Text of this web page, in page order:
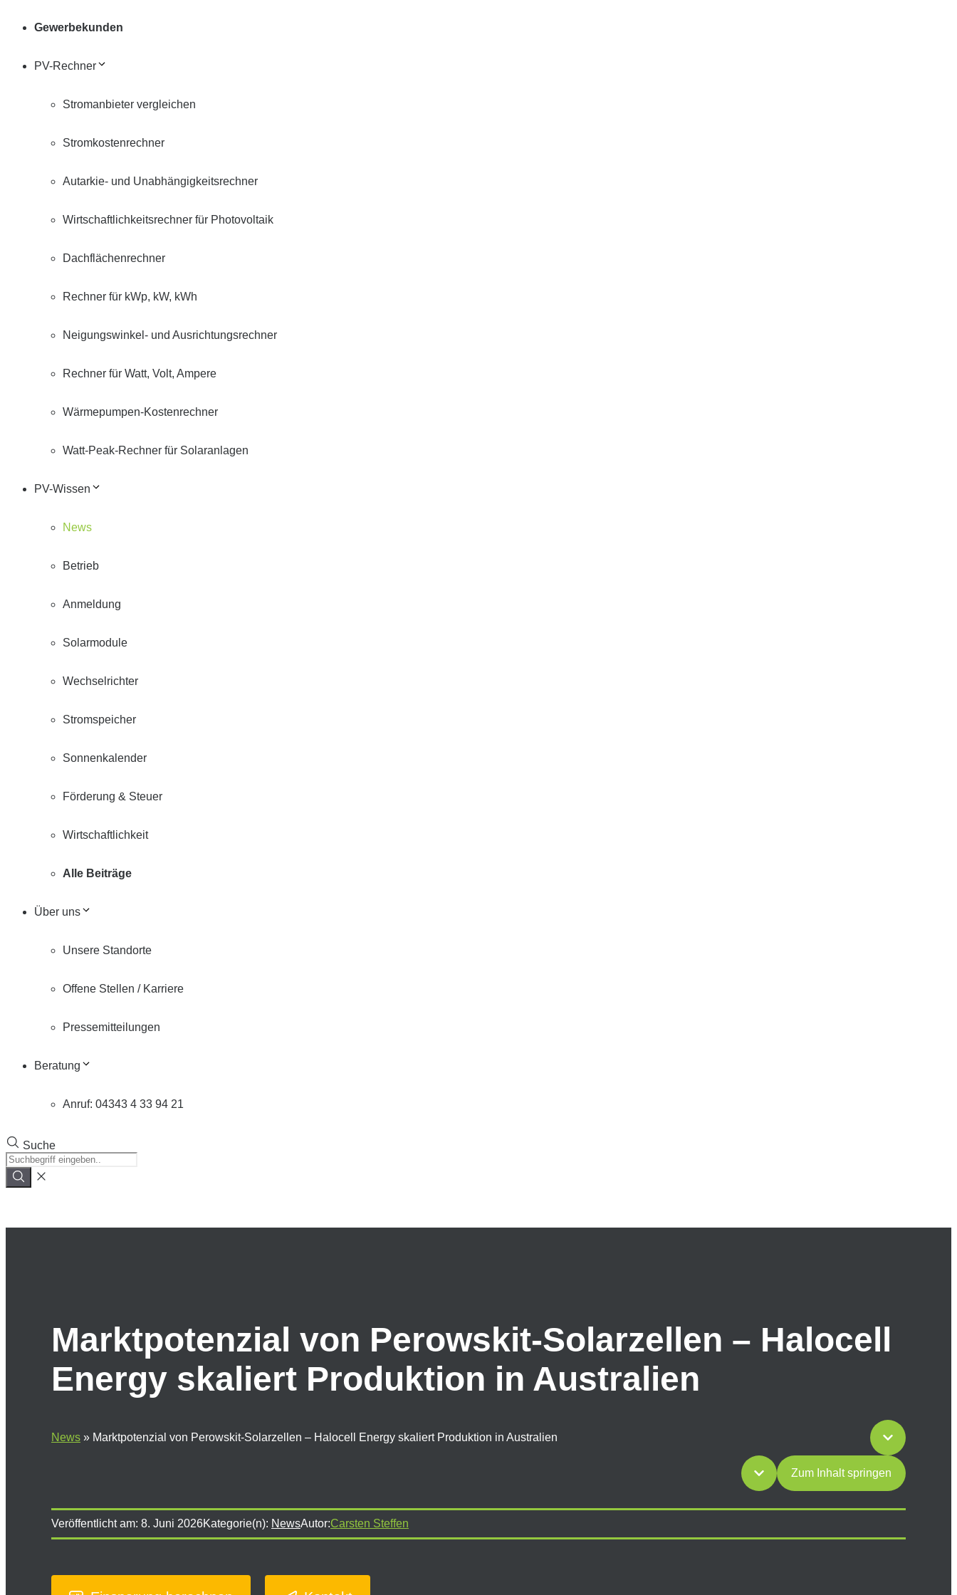
Gewerbekunden
PV-Rechner
Stromanbieter vergleichen
Stromkostenrechner
Autarkie- und Unabhängigkeitsrechner
Wirtschaftlichkeitsrechner für Photovoltaik
Dachflächenrechner
Rechner für kWp, kW, kWh
Neigungswinkel- und Ausrichtungsrechner
Rechner für Watt, Volt, Ampere
Wärmepumpen-Kostenrechner
Watt-Peak-Rechner für Solaranlagen
PV-Wissen
News
Betrieb
Anmeldung
Solarmodule
Wechselrichter
Stromspeicher
Sonnenkalender
Förderung & Steuer
Wirtschaftlichkeit
Alle Beiträge
Über uns
Unsere Standorte
Offene Stellen / Karriere
Pressemitteilungen
Beratung
Anruf: 04343 4 33 94 21
Suche
Marktpotenzial von Perowskit-Solarzellen – Halocell
Energy skaliert Produktion in Australien
News » Marktpotenzial von Perowskit-Solarzellen – Halocell Energy skaliert Produktion in Australien
Zum Inhalt springen
Veröffentlicht am: 8. Juni 2026Kategorie(n): NewsAutor:Carsten Steffen